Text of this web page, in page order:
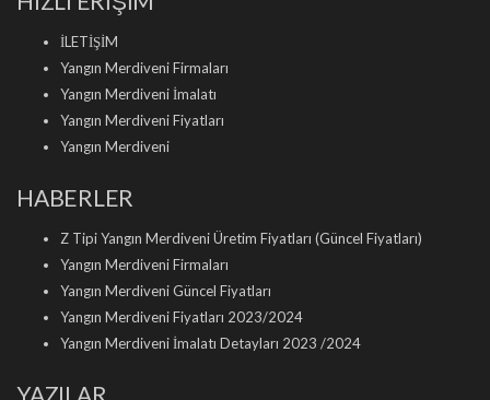
İLETİŞİM
Yangın Merdiveni Firmaları
Yangın Merdiveni İmalatı
Yangın Merdiveni Fiyatları
Yangın Merdiveni
HABERLER
Z Tipi Yangın Merdiveni Üretim Fiyatları (Güncel Fiyatları)
Yangın Merdiveni Firmaları
Yangın Merdiveni Güncel Fiyatları
Yangın Merdiveni Fiyatları 2023/2024
Yangın Merdiveni İmalatı Detayları 2023 /2024
YAZILAR